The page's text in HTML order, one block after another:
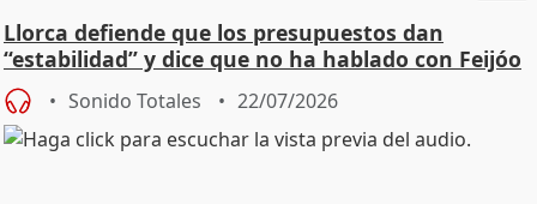
Llorca defiende que los presupuestos dan
“estabilidad” y dice que no ha hablado con Feijóo
Sonido Totales 22/07/2026